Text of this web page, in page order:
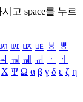
고 space를 누르
ㅵ ㅶ ㅷ ㅸ
ㅹ
ㆊ ㆋ ㆌ ㆍ
ㆎ
Χ Ψ Ω α β γ δ ε ζ η